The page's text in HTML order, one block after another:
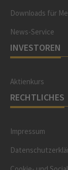
Downloads für
News-Service
INVESTOREN
Aktienkurs
RECHTLICHES
Impressum